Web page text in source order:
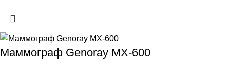
Маммограф Genoray MX-600